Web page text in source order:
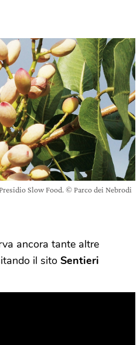
Slow Food. © Parco dei Nebrodi
ancora tante altre
il sito Sentieri